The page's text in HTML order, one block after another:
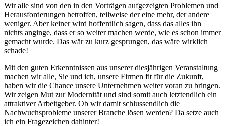
Wir alle sind von den in den Vorträgen aufgezeigten Problemen und
Herausforderungen betroffen, teilweise der eine mehr, der andere
weniger. Aber keiner wird hoffentlich sagen, dass das alles ihn
nichts anginge, dass er so weiter machen werde, wie es schon immer
gemacht wurde. Das wär zu kurz gesprungen, das wäre wirklich
schade!
Mit den guten Erkenntnissen aus unserer diesjährigen Veranstaltung
machen wir alle, Sie und ich, unsere Firmen fit für die Zukunft,
haben wir die Chance unsere Unternehmen weiter voran zu bringen.
Wir zeigen Mut zur Modernität und sind somit auch letztendlich ein
attraktiver Arbeitgeber. Ob wir damit schlussendlich die
Nachwuchsprobleme unserer Branche lösen werden? Da setze auch
ich ein Fragezeichen dahinter!